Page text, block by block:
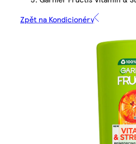
Zpět na Kondicionéry